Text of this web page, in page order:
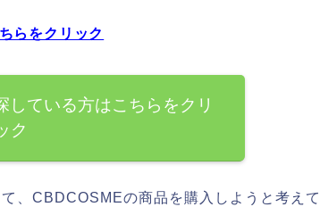
らをクリック
ている方はこちらをクリ
ク
、CBDCOSMEの商品を購入しようと考えて